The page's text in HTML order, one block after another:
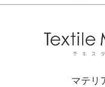
マテリ